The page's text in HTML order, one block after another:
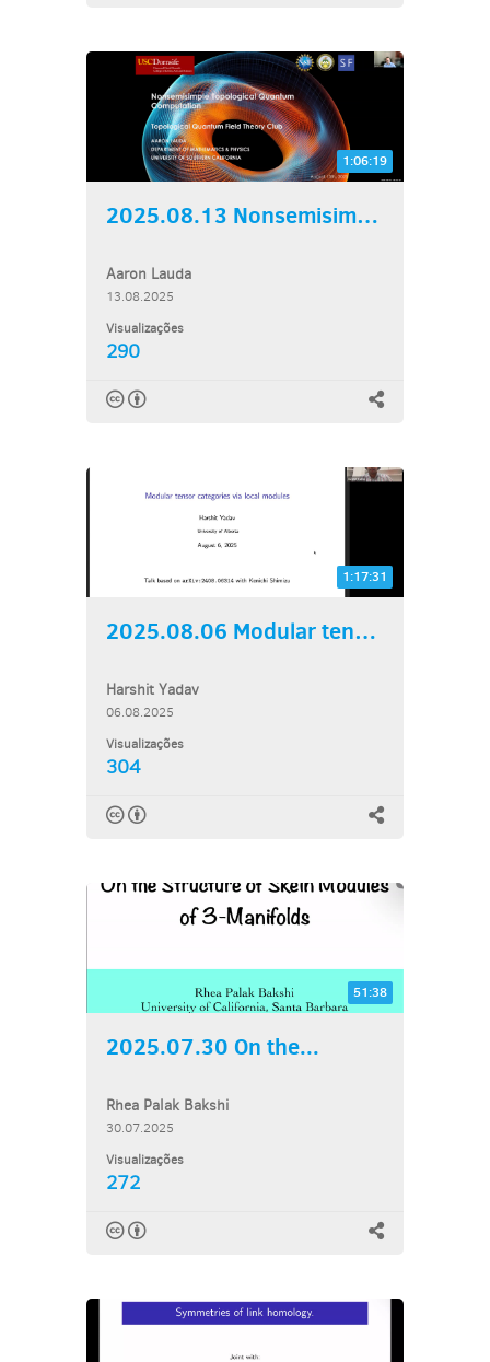
1:06:19
2025.08.13 Nonsemisimple...
Aaron Lauda
13.08.2025
Visualizações
290
1:17:31
2025.08.06 Modular tensor...
Harshit Yadav
06.08.2025
Visualizações
304
51:38
2025.07.30 On the...
Rhea Palak Bakshi
30.07.2025
Visualizações
272